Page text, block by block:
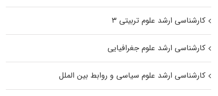
کارشناسی ارشد علوم تربیتی ۳
کارشناسی ارشد علوم جغرافیایی
کارشناسی ارشد علوم سیاسی و روابط بین الملل